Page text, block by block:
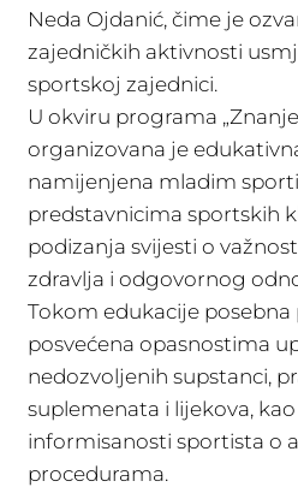
Neda Ojdanić, čime je
zajedničkih aktivnosti
sportskoj zajednici.
U okviru programa
organizovana je
namijenjena mladim
predstavnicima sportskih
podizanja svijesti o
zdravlja i odgovornog
Tokom edukacije posebna
posvećena opasnostima
nedozvoljenih supstanci,
suplemenata i lijekova,
informisanosti sportista o
procedurama.